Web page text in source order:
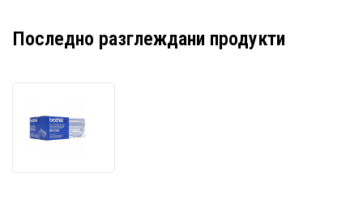
Последно разглеждани продукти
(black)